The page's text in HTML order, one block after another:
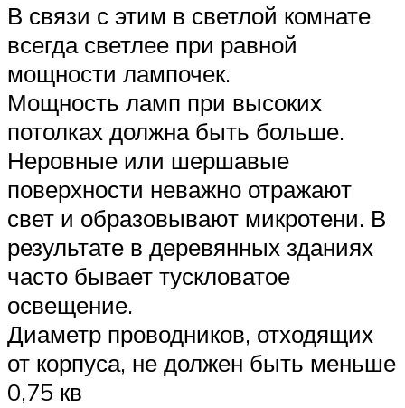
В связи с этим в светлой комнате
всегда светлее при равной
мощности лампочек.
Мощность ламп при высоких
потолках должна быть больше.
Неровные или шершавые
поверхности неважно отражают
свет и образовывают микротени. В
результате в деревянных зданиях
часто бывает тускловатое
освещение.
Диаметр проводников, отходящих
от корпуса, не должен быть меньше
0,75 кв